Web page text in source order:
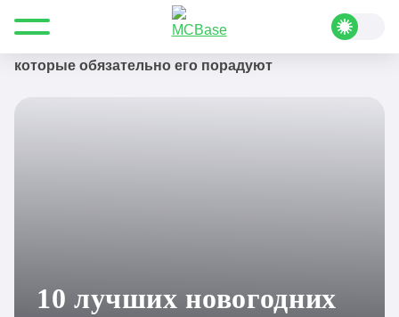
Все для Minecraft Полезные статьи
Подборки
10 лучших новогодних подарков игроку Minecraft,
которые обязательно его порадуют
10 лучших новогодних